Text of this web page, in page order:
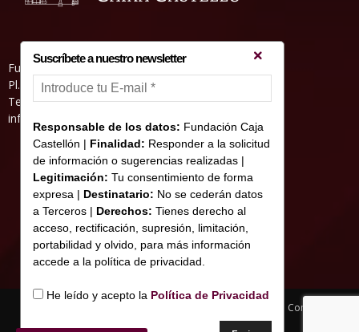
Fundació Caixa Castelló • Casa Abadía
Pl. de l’Herba, s/nº. 12001 Castelló de la Plana
Telèfon 964 232 551 • Fax 964 231 550
informacion@fundacioncajacastellon.es
Contacte
Suscríbete a nuestro newsletter
Responsable de los datos: Fundación Caja
Castellón | Finalidad: Responder a la solicitud
de información o sugerencias realizadas |
Legitimación: Tu consentimiento de forma
expresa | Destinatario: No se cederán datos
a Terceros | Derechos: Tienes derecho al
acceso, rectificación, supresión, limitación,
portabilidad y olvido, para más información
accede a la política de privacidad.
He leído y acepto la Política de Privacidad